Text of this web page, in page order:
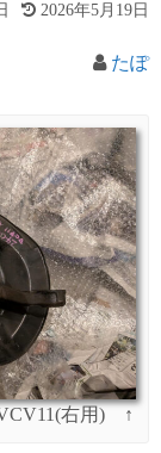
2026年5月19日
たぽ
右用) ↑